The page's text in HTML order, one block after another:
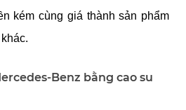
kém cùng giá thành sản phẩm
Benz bằng cao su